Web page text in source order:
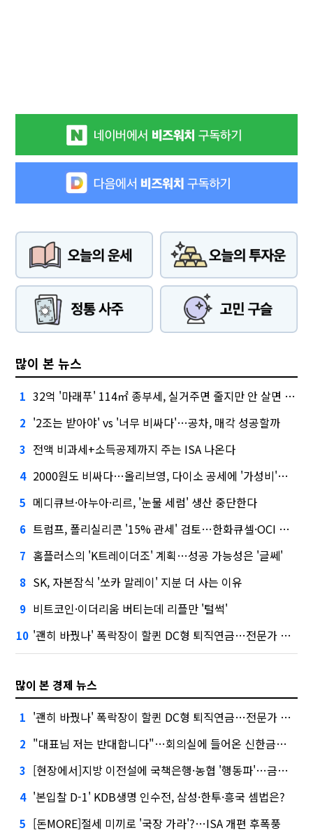
많이 본 뉴스
1 32억 '마래푸' 114㎡ 종부세, 실거주면 줄지만 안 살면 2.5배
2 '2조는 받아야' vs '너무 비싸다'…공차, 매각 성공할까
3 전액 비과세+소득공제까지 주는 ISA 나온다
4 2000원도 비싸다…올리브영, 다이소 공세에 '가성비'로 맞불
5 메디큐브·아누아·리르, '눈물 세럼' 생산 중단한다
6 트럼프, 폴리실리콘 '15% 관세' 검토…한화큐셀·OCI 영향은?
7 홈플러스의 'K트레이더조' 계획…성공 가능성은 '글쎄'
8 SK, 자본잠식 '쏘카 말레이' 지분 더 사는 이유
9 비트코인·이더리움 버티는데 리플만 '털썩'
10 '괜히 바꿨나' 폭락장이 할퀸 DC형 퇴직연금…전문가 조언은
많이 본 경제 뉴스
1 '괜히 바꿨나' 폭락장이 할퀸 DC형 퇴직연금…전문가 조언은
2 "대표님 저는 반대합니다"…회의실에 들어온 신한금융 AI
3 [현장에서]지방 이전설에 국책은행·농협 '행동파'…금감원 '신중모드'
4 '본입찰 D-1' KDB생명 인수전, 삼성·한투·흥국 셈법은?
5 [돈MORE]절세 미끼로 '국장 가라'?…ISA 개편 후폭풍